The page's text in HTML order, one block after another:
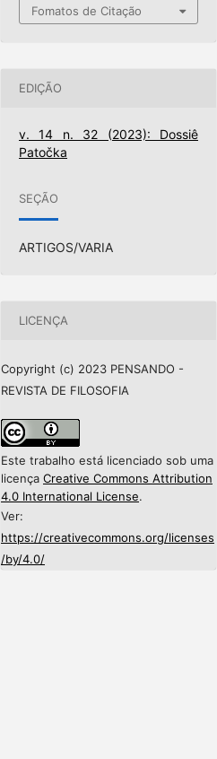
Fomatos de Citação
EDIÇÃO
v. 14 n. 32 (2023): Dossiê
Patočka
SEÇÃO
ARTIGOS/VARIA
LICENÇA
Copyright (c) 2023 PENSANDO -
REVISTA DE FILOSOFIA
Este trabalho está licenciado sob uma
licença Creative Commons Attribution
4.0 International License.
Ver:
https://creativecommons.org/licenses
/by/4.0/